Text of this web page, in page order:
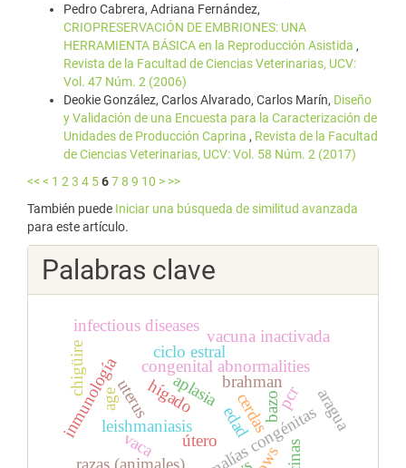
Pedro Cabrera, Adriana Fernández,
CRIOPRESERVACIÓN DE EMBRIONES: UNA
HERRAMIENTA BÁSICA en la Reproducción Asistida ,
Revista de la Facultad de Ciencias Veterinarias, UCV:
Vol. 47 Núm. 2 (2006)
Deokie González, Carlos Alvarado, Carlos Marín, Diseño
y Validación de una Encuesta para la Caracterización de
Unidades de Producción Caprina , Revista de la Facultad
de Ciencias Veterinarias, UCV: Vol. 58 Núm. 2 (2017)
<< < 1 2 3 4 5678 9 10 > >>
También puede Iniciar una búsqueda de similitud avanzada
para este artículo.
Palabras clave
cerdas
útero
aplasia
anomalías congénitas
uterus
congenital abnormalities
leishmaniasis
hígado bazo
inmunología
vaca
brahman
ciclo estral
edad aragua
age pcr
vacuna inactivada
infectious diseases
chigüire